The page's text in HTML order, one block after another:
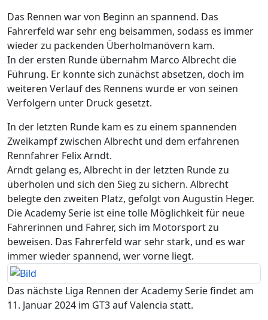
Das Rennen war von Beginn an spannend. Das
Fahrerfeld war sehr eng beisammen, sodass es immer
wieder zu packenden Überholmanövern kam.
In der ersten Runde übernahm Marco Albrecht die
Führung. Er konnte sich zunächst absetzen, doch im
weiteren Verlauf des Rennens wurde er von seinen
Verfolgern unter Druck gesetzt.
In der letzten Runde kam es zu einem spannenden
Zweikampf zwischen Albrecht und dem erfahrenen
Rennfahrer Felix Arndt.
Arndt gelang es, Albrecht in der letzten Runde zu
überholen und sich den Sieg zu sichern. Albrecht
belegte den zweiten Platz, gefolgt von Augustin Heger.
Die Academy Serie ist eine tolle Möglichkeit für neue
Fahrerinnen und Fahrer, sich im Motorsport zu
beweisen. Das Fahrerfeld war sehr stark, und es war
immer wieder spannend, wer vorne liegt.
Das nächste Liga Rennen der Academy Serie findet am
11. Januar 2024 im GT3 auf Valencia statt.